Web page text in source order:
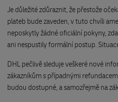
Je důležité zdůraznit, že přestože
plateb bude zaveden, v tuto chvíli
neposkytly žádné oficiální pokyny,
ani nespustily formální postup.
DHL pečlivě sleduje veškeré nové
zákazníkům s případnými
budou dostupné, a samozřejmě na